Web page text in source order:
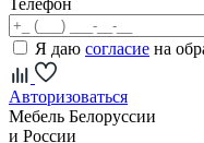
Телефон
Я даю согласие на
Авторизоваться
Мебель Белоруссии
и России